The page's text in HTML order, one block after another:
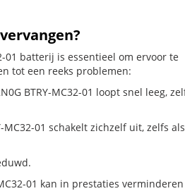
01 batterij is essentieel om ervoor te
tot een reeks problemen:
BTRY-MC32-01 loopt snel leeg,
01 schakelt zichzelf uit, zelfs
01 kan in prestaties